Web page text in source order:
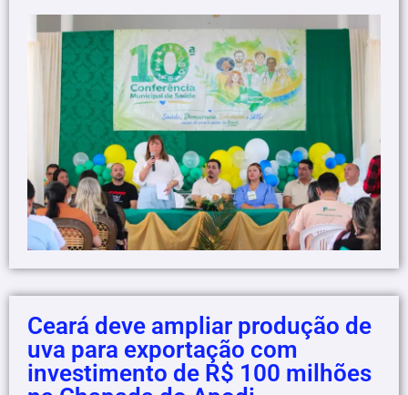
Ceará deve ampliar produção de
uva para exportação com
investimento de R$ 100 milhões